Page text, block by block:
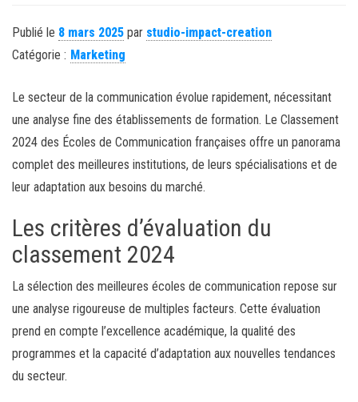
Publié le 8 mars 2025 par studio-impact-creation
Catégorie : Marketing
Le secteur de la communication évolue rapidement, nécessitant
une analyse fine des établissements de formation. Le Classement
2024 des Écoles de Communication françaises offre un panorama
complet des meilleures institutions, de leurs spécialisations et de
leur adaptation aux besoins du marché.
Les critères d’évaluation du
classement 2024
La sélection des meilleures écoles de communication repose sur
une analyse rigoureuse de multiples facteurs. Cette évaluation
prend en compte l’excellence académique, la qualité des
programmes et la capacité d’adaptation aux nouvelles tendances
du secteur.